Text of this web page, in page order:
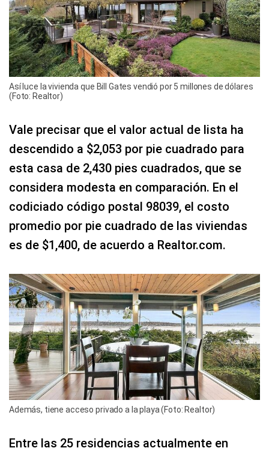
Así luce la vivienda que Bill Gates vendió por 5 millones de dólares
(Foto: Realtor)
Vale precisar que el valor actual de lista ha
descendido a $2,053 por pie cuadrado para
esta casa de 2,430 pies cuadrados, que se
considera modesta en comparación. En el
codiciado código postal 98039, el costo
promedio por pie cuadrado de las viviendas
es de $1,400, de acuerdo a Realtor.com.
Además, tiene acceso privado a la playa (Foto: Realtor)
Entre las 25 residencias actualmente en